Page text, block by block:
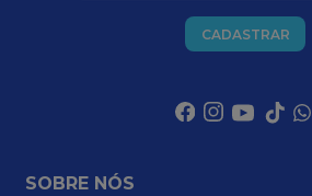
CADASTRAR
SOBRE NÓS